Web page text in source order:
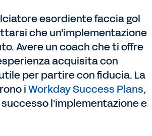
esordiente faccia gol
che un'implementazione
Avere un coach che ti offre
acquisita con
per partire con fiducia. La
iWorkday Success Plans,
l'implementazione e